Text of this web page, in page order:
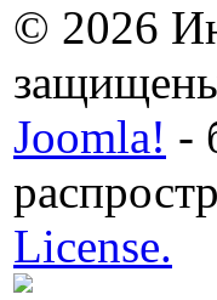
© 2026
Joomla! -
License.